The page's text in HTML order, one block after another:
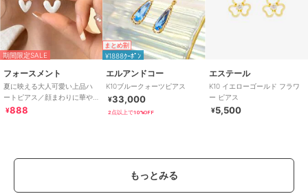
期間限定SALE
フォースメント
夏に映える大人可愛い上品ハ
ートピアス／顔まわりに華や
ぎを添える艶感 ハートピア
¥888
まとめ割
¥1888ｸｰﾎﾟﾝ
エルアンドコー
K10ブルークォーツピアス
¥33,000
2点以上で10%OFF
エステール
K10 イエローゴールド フラワ
ー ピアス
¥5,500
もっとみる